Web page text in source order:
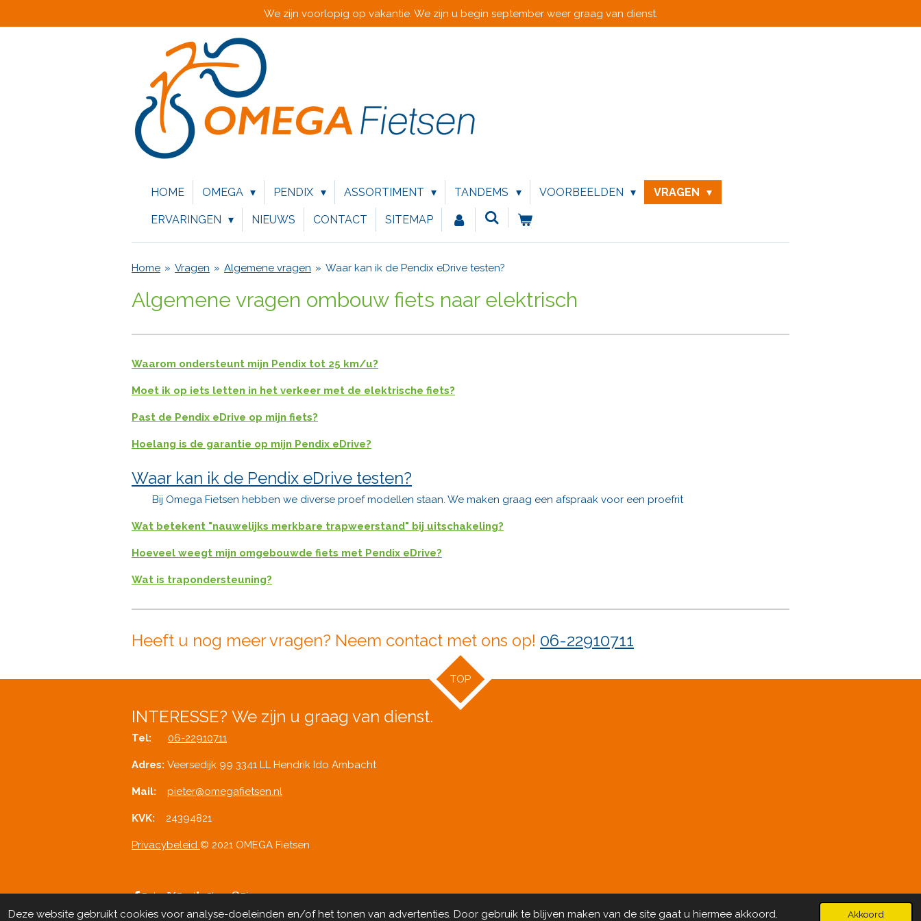
Deze website gebruikt cookies voor analyse-doeleinden en/of het tonen van advertenties. Door gebruik te blijven maken van de site gaat u hiermee akkoord. Akkoord
direct
We zijn voorlopig op vakantie. We zijn u begin september weer graag van dienst.
HOME OMEGA PENDIX ASSORTIMENT TANDEMS VOORBEELDEN VRAGEN
ERVARINGEN NIEUWS CONTACT SITEMAP
Home » Vragen » Algemene vragen » Waar kan ik de Pendix eDrive testen?
Algemene vragen ombouw fiets naar elektrisch
Waarom ondersteunt mijn Pendix tot 25 km/u?
Moet ik op iets letten in het verkeer met de elektrische fiets?
Past de Pendix eDrive op mijn fiets?
Hoelang is de garantie op mijn Pendix eDrive?
Waar kan ik de Pendix eDrive testen?
Bij Omega Fietsen hebben we diverse proef modellen staan. We maken graag een afspraak voor een proefrit
Wat betekent "nauwelijks merkbare trapweerstand" bij uitschakeling?
Hoeveel weegt mijn omgebouwde fiets met Pendix eDrive?
Wat is trapondersteuning?
Heeft u nog meer vragen? Neem contact met ons op! 06-22910711
TOP
INTERESSE? We zijn u graag van dienst.
Tel: 06-22910711
Adres: Veersedijk 99 3341 LL Hendrik Ido Ambacht
Mail: pieter@omegafietsen.nl
KVK: 24394821
Privacybeleid © 2021 OMEGA Fietsen
Delen Deel Share Pinnen